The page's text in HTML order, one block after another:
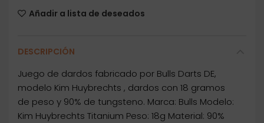
Añadir a lista de deseados
DESCRIPCIÓN
Juego de dardos fabricado por Bulls Darts DE,
modelo Kim Huybrechts , dardos con 18 gramos
de peso y 90% de tungsteno. Marca: Bulls Modelo:
Kim Huybrechts Titanium Peso: 18g Material: 90%